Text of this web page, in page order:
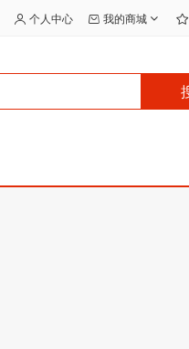
个人中心 我的商城